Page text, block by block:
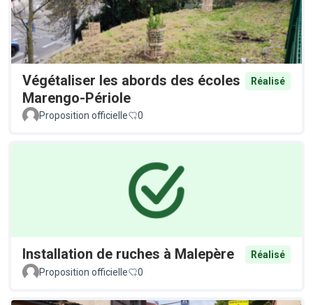
Végétaliser les abords des écoles
Marengo-Périole
Réalisé
Proposition officielle 0
Installation de ruches à Malepère
Réalisé
Proposition officielle
0